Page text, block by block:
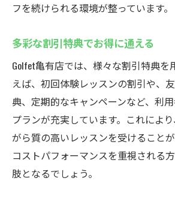
フを続けられる環境が整っています。
多彩な割引特典でお得に通える
Golfet亀有店では、様々な割引特典を
えば、初回体験レッスンの割引や、
典、定期的なキャンペーンなど、利
プランが充実しています。これによ
がら質の高いレッスンを受けることが
コストパフォーマンスを重視される
肢となるでしょう。